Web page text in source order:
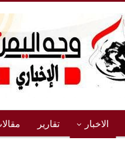
الاخبار تقارير